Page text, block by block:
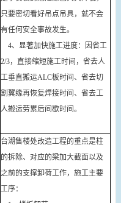
只要密切看好吊点吊具，就不会
有任何安全事故发生。
4、显著加快施工进度：因省工
2/3，直接缩短施工时间，省去人
工垂直搬运ALC板时间、省去切
割翼缘再恢复焊接时间、省去工
人搬运劳累后间歇时间。
台湖售楼处改造工程的重点是柱
的拆除、对应的梁加大截面以及
之前的支撑卸荷工作，施工主要
工序：